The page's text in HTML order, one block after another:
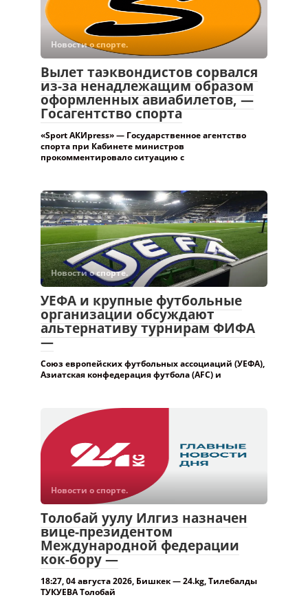
Новости о спорте.
Вылет таэквондистов сорвался
из-за ненадлежащим образом
оформленных авиабилетов, —
Госагентство спорта
«Sport АКИpress» — Государственное агентство
спорта при Кабинете министров
прокомментировало ситуацию с
Новости о спорте.
УЕФА и крупные футбольные
организации обсуждают
альтернативу турнирам ФИФА
—
Союз европейских футбольных ассоциаций (УЕФА),
Азиатская конфедерация футбола (AFC) и
Новости о спорте.
Толобай уулу Илгиз назначен
вице-президентом
Международной федерации
кок-бору —
18:27, 04 августа 2026, Бишкек — 24.kg, Тилебалды
ТУКУЕВА Толобай